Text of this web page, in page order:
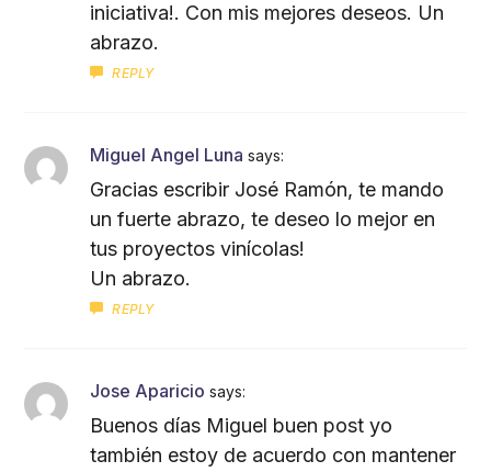
iniciativa!. Con mis mejores deseos. Un
abrazo.
REPLY
Miguel Angel Lunasays:
Gracias escribir José Ramón, te mando
un fuerte abrazo, te deseo lo mejor en
tus proyectos vinícolas!
Un abrazo.
REPLY
Jose Aparicio says:
Buenos días Miguel buen post yo
también estoy de acuerdo con mantener